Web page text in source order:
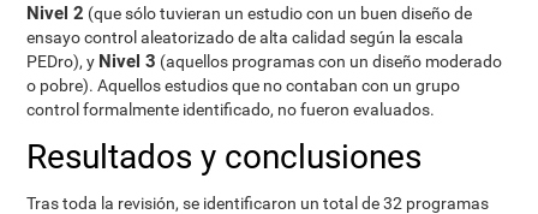
Nivel 2 (que sólo tuvieran un estudio con un buen diseño de
ensayo control aleatorizado de alta calidad según la escala
PEDro), y Nivel 3 (aquellos programas con un diseño moderado
o pobre). Aquellos estudios que no contaban con un grupo
control formalmente identificado, no fueron evaluados.
Resultados y conclusiones
Tras toda la revisión, se identificaron un total de 32 programas